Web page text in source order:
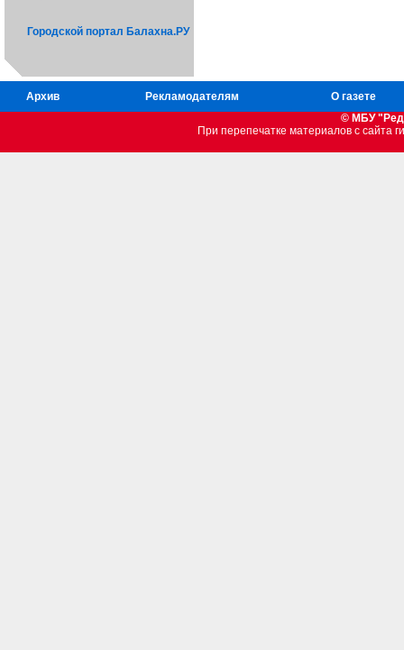
Городской портал Балахна.РУ
Архив Рекламодателям
О газете
© МБУ
При перепечатке материалов c сайта